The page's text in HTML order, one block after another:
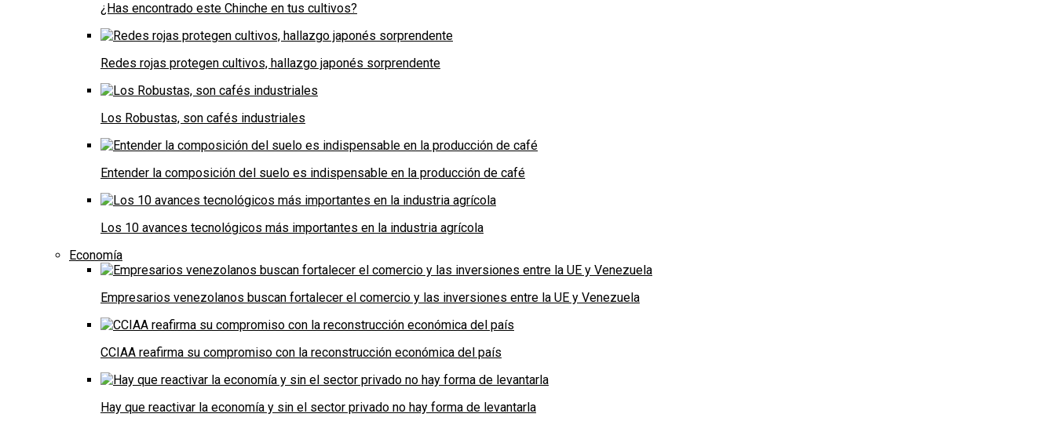
¿Has encontrado este Chinche en tus cultivos?
Redes rojas protegen cultivos, hallazgo japonés sorprendente
Los Robustas, son cafés industriales
Entender la composición del suelo es indispensable en la producción de café
Los 10 avances tecnológicos más importantes en la industria agrícola
Economía
Empresarios venezolanos buscan fortalecer el comercio y las inversiones entre la UE y Venezuela
CCIAA reafirma su compromiso con la reconstrucción económica del país
Hay que reactivar la economía y sin el sector privado no hay forma de levantarla